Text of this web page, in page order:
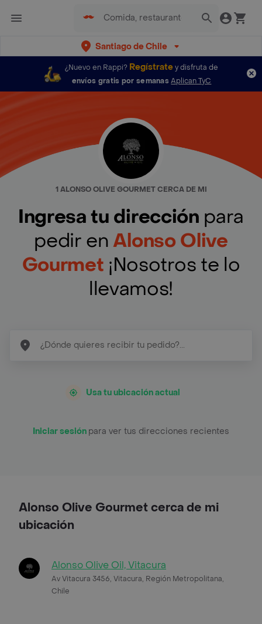
Santiago de Chile
¿Nuevo en Rappi? Regístratey disfruta de
envíos gratis por semanas Aplican TyC
1 ALONSO OLIVE GOURMET CERCA DE MI
Ingresa tu dirección para
pedir enAlonso Olive
Gourmet ¡Nosotros te lo
llevamos!
Usa tu ubicación actual
Iniciar sesión para ver tus direcciones recientes
Alonso Olive Gourmet cerca de mi
ubicación
Alonso Olive Oil, Vitacura
Av Vitacura 3456, Vitacura, Región Metropolitana,
Chile